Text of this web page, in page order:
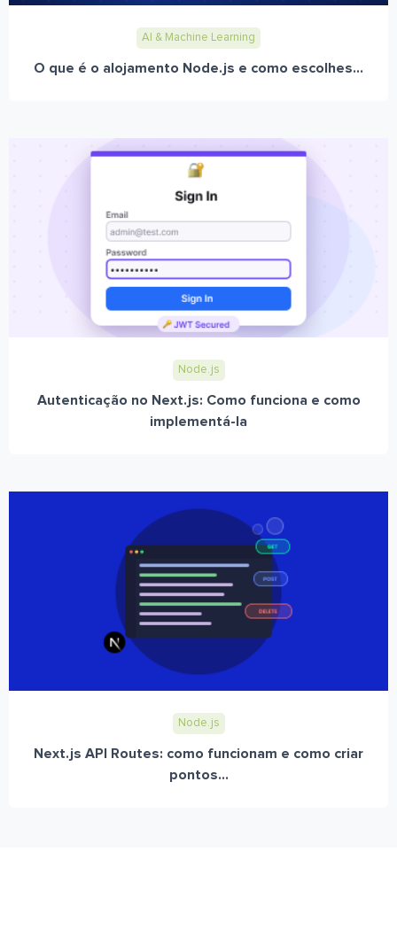
AI & Machine Learning
O que é o alojamento Node.js e como escolhes...
Node.js
Autenticação no Next.js: Como funciona e como
implementá-la
Node.js
Next.js API Routes: como funcionam e como criar
pontos...